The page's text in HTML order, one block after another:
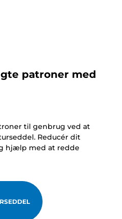
patroner med
til genbrug ved at
Reducér dit
hjælp med at redde